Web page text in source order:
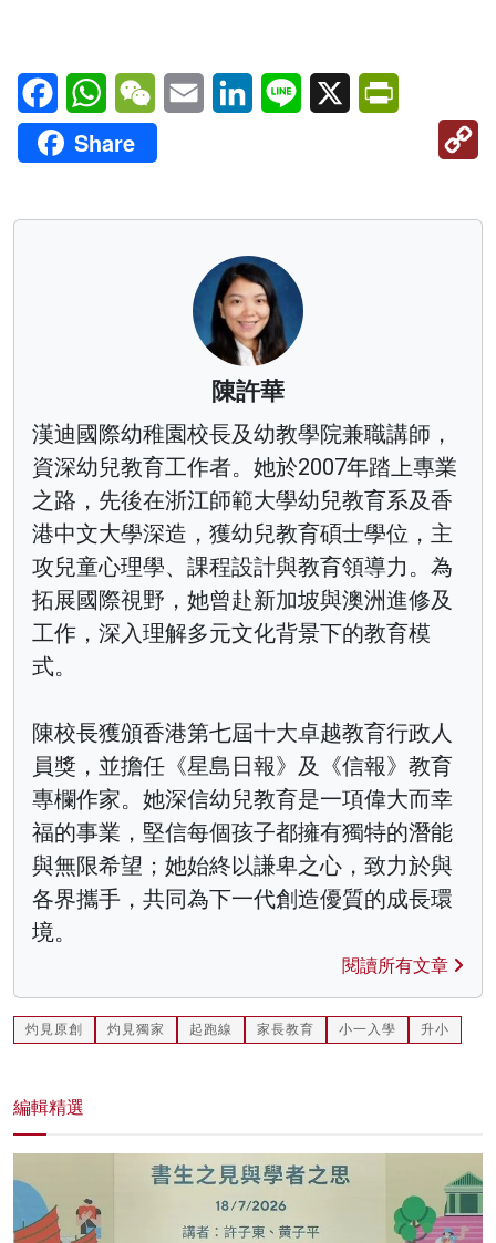
FacebookWhatsAppWeChatEmail LinkedInLine X
Share
陳許華
漢迪國際幼稚園校長及幼教學院兼職講師，
資深幼兒教育工作者。她於2007年踏上專業
之路，先後在浙江師範大學幼兒教育系及香
港中文大學深造，獲幼兒教育碩士學位，主
攻兒童心理學、課程設計與教育領導力。為
拓展國際視野，她曾赴新加坡與澳洲進修及
工作，深入理解多元文化背景下的教育模
式。
陳校長獲頒香港第七屆十大卓越教育行政人
員獎，並擔任《星島日報》及《信報》教育
專欄作家。她深信幼兒教育是一項偉大而幸
福的事業，堅信每個孩子都擁有獨特的潛能
與無限希望；她始終以謙卑之心，致力於與
各界攜手，共同為下一代創造優質的成長環
境。
閱讀所有文章
灼見原創 灼見獨家 起跑線 家長教育 小一入學 升小
編輯精選